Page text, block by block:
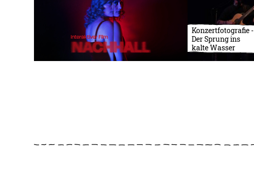
Konzertfotografie -
Der Sprung ins
kalte Wasser